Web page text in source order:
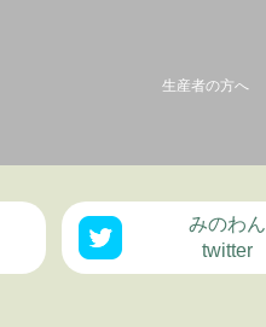
生産者の方へ
みのわん
twitter